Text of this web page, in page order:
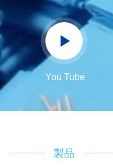
You Tube
製品